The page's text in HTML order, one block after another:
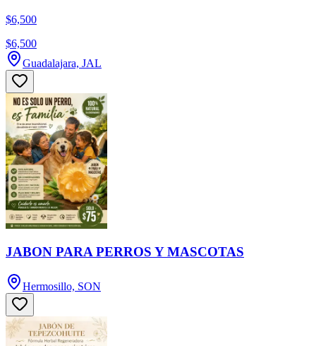
$6,500
$6,500
Guadalajara, JAL
JABON PARA PERROS Y MASCOTAS
Hermosillo, SON